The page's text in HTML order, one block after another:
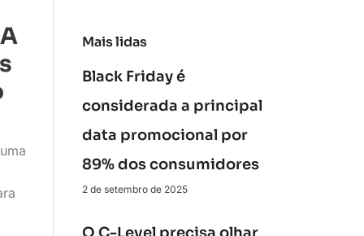
Mais lidas
Black Friday é
considerada a principal
data promocional por
89% dos consumidores
2 de setembro de 2025